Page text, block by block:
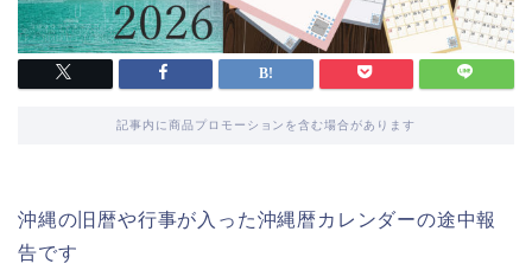
記事内に商品プロモーションを含む場合があります
沖縄の旧暦や行事が入った沖縄暦カレンダーの途中報
告です